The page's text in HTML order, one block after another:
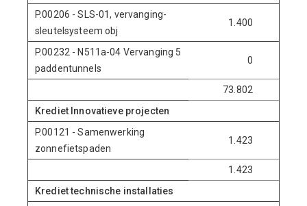
P.00206 - SLS-01, vervanging-
sleutelsysteem obj
1.400
P.00232 - N511a-04 Vervanging 5
paddentunnels
0
73.802
Krediet Innovatieve projecten
P.00121 - Samenwerking
zonnefietspaden
1.423
1.423
Krediet technische installaties